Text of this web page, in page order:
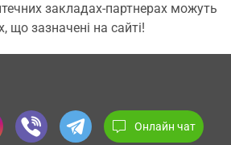
закладах-партнерах можуть
що зазначені на сайті!
Онлайн чат